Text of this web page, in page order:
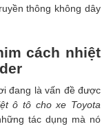
thông không dây
cách nhiệt
đang là vấn đề được
ô tô cho xe Toyota
tác dụng mà nó